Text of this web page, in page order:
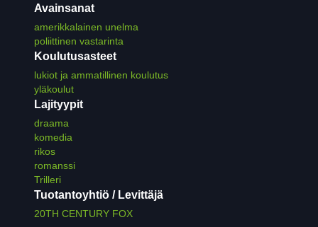
Avainsanat
amerikkalainen unelma
poliittinen vastarinta
Koulutusasteet
lukiot ja ammatillinen koulutus
yläkoulut
Lajityypit
draama
komedia
rikos
romanssi
Trilleri
Tuotantoyhtiö / Levittäjä
20TH CENTURY FOX